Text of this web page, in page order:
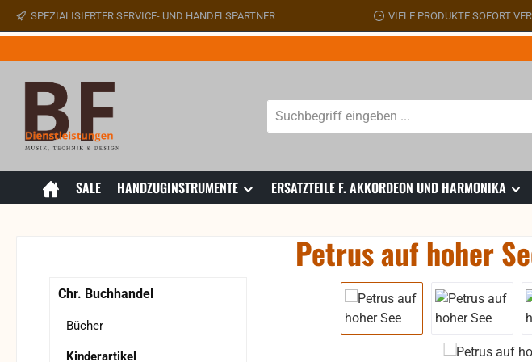
Hauptinhalt springen
Zur Suche springen
Zur Hauptnavigation springen
SPEZIALISIERTER SERVICE- UND HANDELSPARTNER VIELE PRODUKTE SOFORT
SALE HANDZUGINSTRUMENTE ERSATZTEILE F. AKKORDEON UND HARMONIKA
Chr. Buchhandel
Bücher
Kinderartikel
Petrus auf hoher
Bildergalerie überspringen